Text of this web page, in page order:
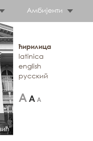
Амбијенти
ћирилица
latinica
english
русский